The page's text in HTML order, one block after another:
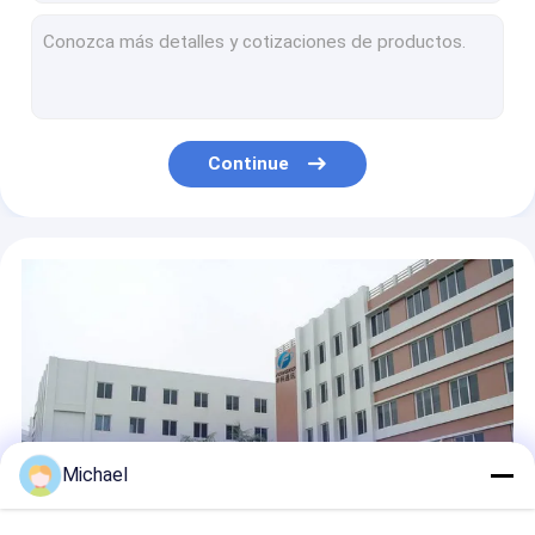
Caixa de distribuição de fibra óptica FTTH IP67 exterior
IP65 fechamento exterior da tala da fibra ótica da caixa terminal do divisor FTTH
Da fibra ótica 16 caixa fixada na parede da terminação da fibra IP55 branca dos núcleos para a rede de FTTX
Continue
Michael